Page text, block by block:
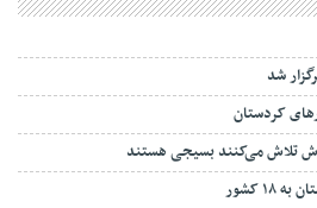
شد
تلاش می‌کنند بسیجی هستند
کشور